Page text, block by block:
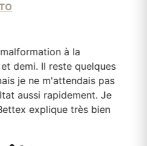
à la
demi. Il reste quelques
je ne m'attendais pas
aussi rapidement. Je
explique très bien
en soin et est très à